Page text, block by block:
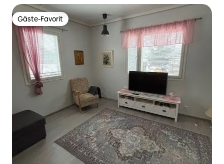
Gäste-Favorit
Gäste-Favorit